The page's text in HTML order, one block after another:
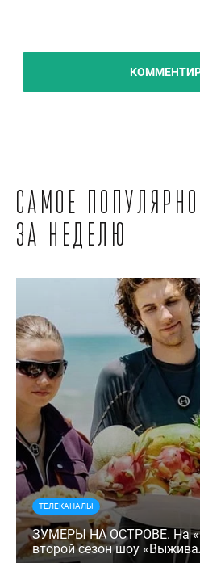
Самое
за неделю
ТЕЛЕКАНАЛЫ
ЗУМЕРЫ НА ОСТРОВЕ. На
второй сезон шоу